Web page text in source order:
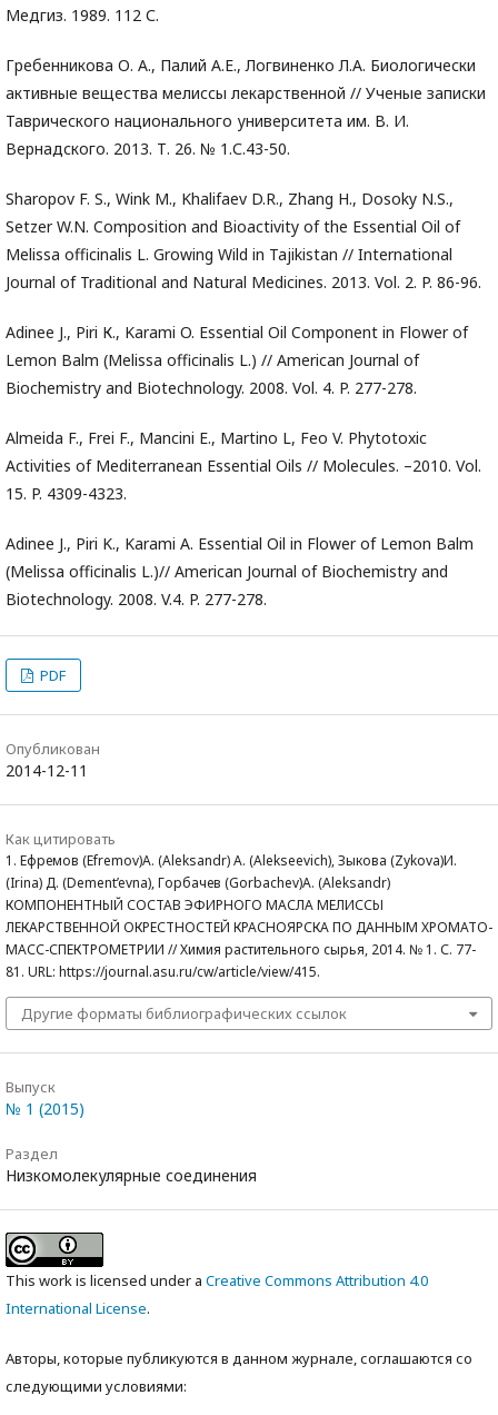
Медгиз. 1989. 112 С.
Гребенникова О. А., Палий А.Е., Логвиненко Л.А. Биологически
активные вещества мелиссы лекарственной // Ученые записки
Таврического национального университета им. В. И.
Вернадского. 2013. Т. 26. № 1.С.43-50.
Sharopov F. S., Wink M., Khalifaev D.R., Zhang H., Dosoky N.S.,
Setzer W.N. Composition and Bioactivity of the Essential Oil of
Melissa officinalis L. Growing Wild in Tajikistan // International
Journal of Traditional and Natural Medicines. 2013. Vol. 2. P. 86-96.
Adinee J., Piri К., Karami O. Essential Oil Component in Flower of
Lemon Balm (Melissa officinalis L.) // American Journal of
Biochemistry and Biotechnology. 2008. Vol. 4. P. 277-278.
Almeida F., Frei F., Mancini E., Martino L, Feo V. Phytotoxic
Activities of Mediterranean Essential Oils // Molecules. –2010. Vol.
15. P. 4309-4323.
Adinee J., Piri K., Karami A. Essential Oil in Flower of Lemon Balm
(Melissa officinalis L.)// American Journal of Biochemistry and
Biotechnology. 2008. V.4. P. 277-278.
PDF
Опубликован
2014-12-11
Как цитировать
1. Ефремов (Efremov)А. (Aleksandr) А. (Alekseevich), Зыкова (Zykova)И.
(Irina) Д. (Dement’evna), Горбачев (Gorbachev)А. (Aleksandr)
КОМПОНЕНТНЫЙ СОСТАВ ЭФИРНОГО МАСЛА МЕЛИССЫ
ЛЕКАРСТВЕННОЙ ОКРЕСТНОСТЕЙ КРАСНОЯРСКА ПО ДАННЫМ ХРОМАТО-
МАСС-СПЕКТРОМЕТРИИ // Химия растительного сырья, 2014. № 1. С. 77-
81. URL: https://journal.asu.ru/cw/article/view/415.
Другие форматы библиографических ссылок
Выпуск
№ 1 (2015)
Раздел
Низкомолекулярные соединения
This work is licensed under a Creative Commons Attribution 4.0
International License.
Авторы, которые публикуются в данном журнале, соглашаются со
следующими условиями: